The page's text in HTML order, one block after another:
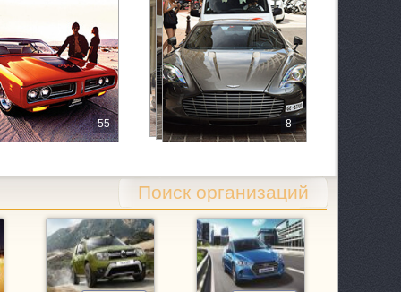
55 8
Поиск организаций